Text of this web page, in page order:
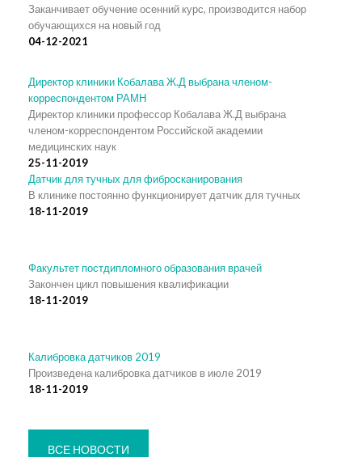
Заканчивает обучение осенний курс, производится набор
обучающихся на новый год
04-12-2021
Директор клиники Кобалава Ж.Д выбрана членом-
корреспондентом РАМН
Директор клиники профессор Кобалава Ж.Д выбрана
членом-корреспондентом Российской академии
медицинских наук
25-11-2019
Датчик для тучных для фибросканирования
В клинике постоянно функционирует датчик для тучных
18-11-2019
Факультет постдипломного образования врачей
Закончен цикл повышения квалификации
18-11-2019
Калибровка датчиков 2019
Произведена калибровка датчиков в июле 2019
18-11-2019
ВСЕ НОВОСТИ